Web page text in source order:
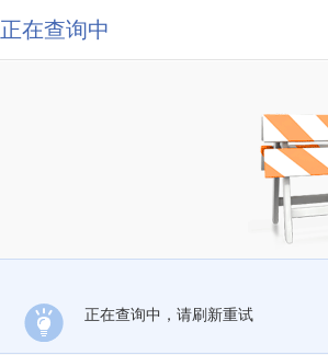
正在查询中
正在查询中，请刷新重试